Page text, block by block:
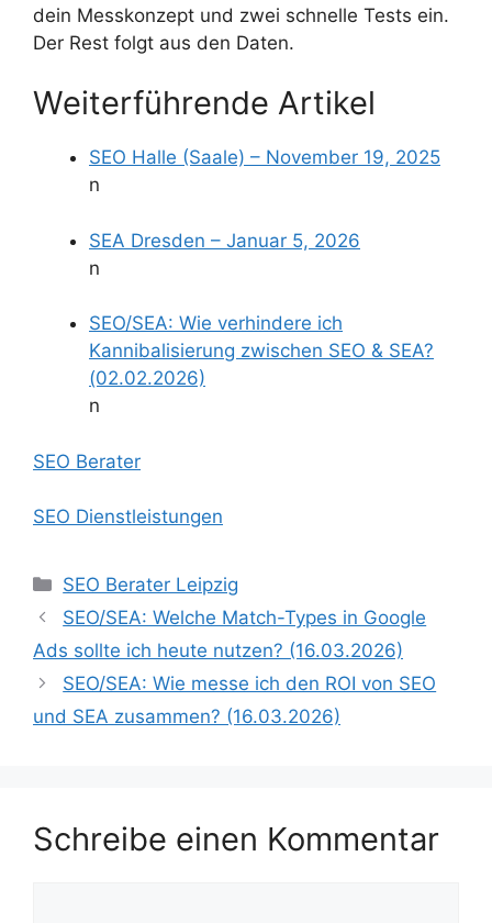
dein Messkonzept und zwei schnelle Tests ein.
Der Rest folgt aus den Daten.
Weiterführende Artikel
SEO Halle (Saale) – November 19, 2025
n
SEA Dresden – Januar 5, 2026
n
SEO/SEA: Wie verhindere ich
Kannibalisierung zwischen SEO & SEA?
(02.02.2026)
n
SEO Berater
SEO Dienstleistungen
Kategorien
SEO Berater Leipzig
SEO/SEA: Welche Match-Types in Google
Ads sollte ich heute nutzen? (16.03.2026)
SEO/SEA: Wie messe ich den ROI von SEO
und SEA zusammen? (16.03.2026)
Schreibe einen Kommentar